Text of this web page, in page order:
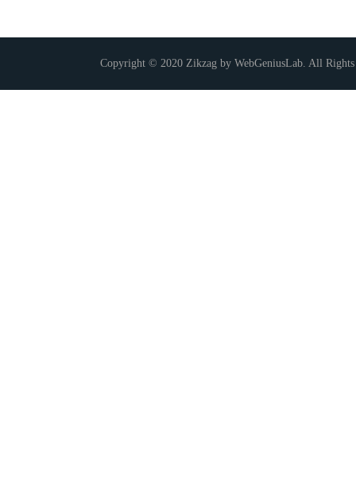
Copyright © 2020 Zikzag by WebGeniusLab. All Rights